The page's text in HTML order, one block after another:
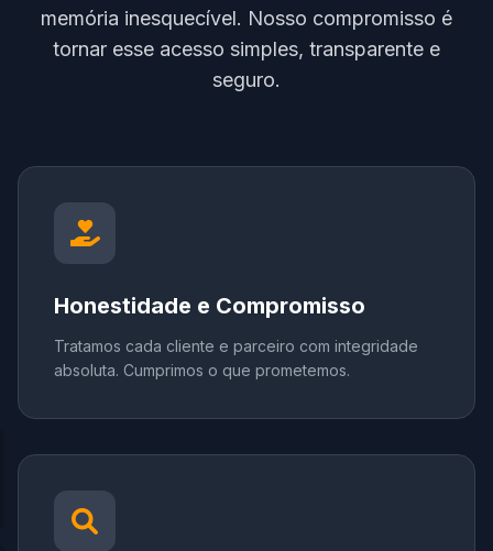
memória inesquecível. Nosso compromisso é
tornar esse acesso simples, transparente e
seguro.
Honestidade e Compromisso
Tratamos cada cliente e parceiro com integridade
absoluta. Cumprimos o que prometemos.